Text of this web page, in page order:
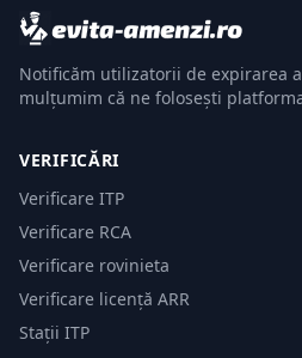
Notificăm utilizatorii de expirarea
mulțumim că ne folosești
VERIFICĂRI
Verificare ITP
Verificare RCA
Verificare rovinieta
Verificare licență ARR
Stații ITP